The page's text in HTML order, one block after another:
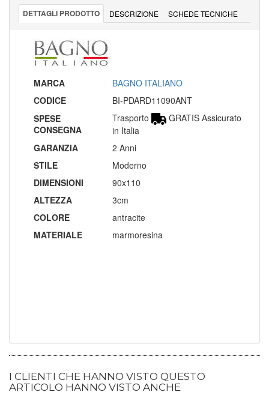
DETTAGLI PRODOTTO DESCRIZIONE SCHEDE TECNICHE
MARCA
BAGNO ITALIANO
CODICE
BI-PDARD11090ANT
SPESE
CONSEGNA
Trasporto
GRATIS Assicurato
in Italia
GARANZIA
2 Anni
STILE
Moderno
DIMENSIONI
90x110
ALTEZZA
3cm
COLORE
antracite
MATERIALE
marmoresina
I CLIENTI CHE HANNO VISTO QUESTO
ARTICOLO HANNO VISTO ANCHE